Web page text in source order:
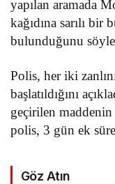
yapılan aramada
kağıdına sarılı bir
bulunduğunu
Polis, her iki
başlatıldığını
geçirilen
polis, 3 gün ek
Göz Atın